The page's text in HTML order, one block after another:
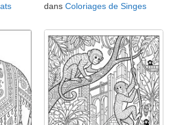
dans Coloriages de Singes